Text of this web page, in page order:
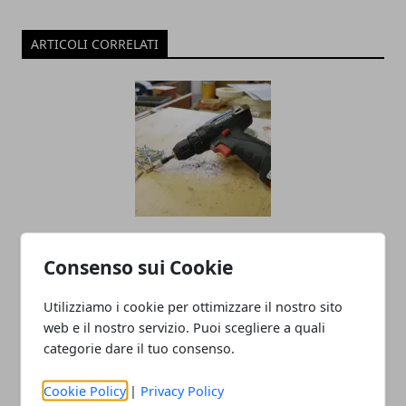
Consenso sui Cookie
Utilizziamo i cookie per ottimizzare il nostro sito
web e il nostro servizio. Puoi scegliere a quali
categorie dare il tuo consenso.
Cookie Policy | Privacy Policy
ARTICOLI CORRELATI
Come scegliere il trapano avvitatore
perfetto per le proprie esigenze
30/09/2022